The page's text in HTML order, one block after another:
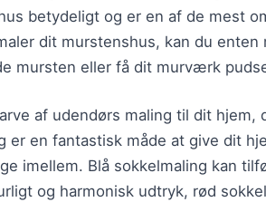
betydeligt og er en af de mest
dit murstenshus, kan du enten
mursten eller få dit murværk
af udendørs maling til dit hjem,
er en fantastisk måde at give dit
imellem. Blå sokkelmaling kan
og harmonisk udtryk, rød